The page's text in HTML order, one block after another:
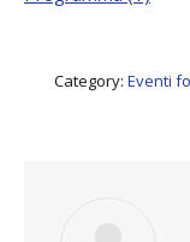
Category: Eventi